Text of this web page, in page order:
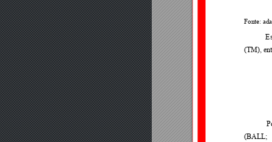
Fonte:
(TM),
(BALL;